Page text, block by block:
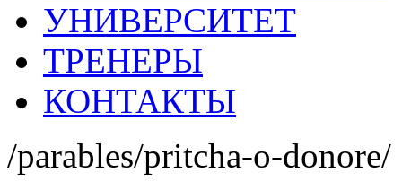
УНИВЕРСИТЕТ
ТРЕНЕРЫ
КОНТАКТЫ
/parables/pritcha-o-donore/